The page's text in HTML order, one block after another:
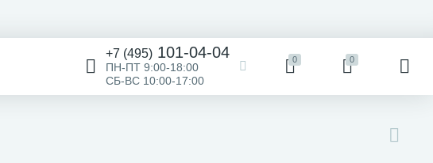
+7 (495) 101-04-04
ПН-ПТ 9:00-18:00
СБ-ВС 10:00-17:00
0 0